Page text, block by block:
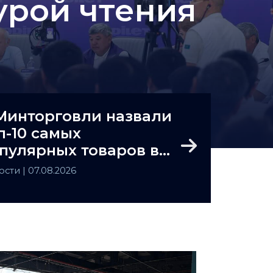
чтения
назвали
10 самых
товаров в
| 07.08.2026
Next